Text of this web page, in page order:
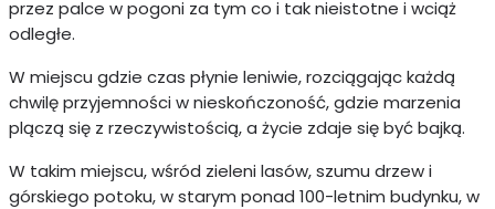
przez palce w pogoni za tym co i tak nieistotne i wciąż
odległe.
W miejscu gdzie czas płynie leniwie, rozciągając każdą
chwilę przyjemności w nieskończoność, gdzie marzenia
plączą się z rzeczywistością, a życie zdaje się być bajką.
W takim miejscu, wśród zieleni lasów, szumu drzew i
górskiego potoku, w starym ponad 100-letnim budynku, w